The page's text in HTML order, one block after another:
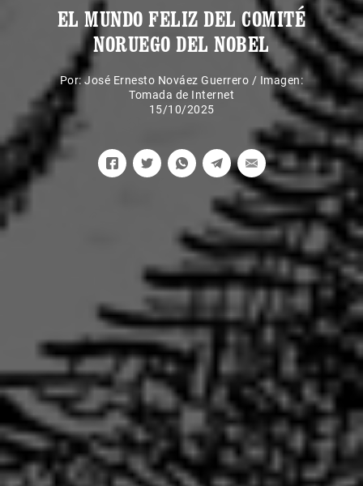
EL MUNDO FELIZ DEL COMITÉ
NORUEGO DEL NOBEL
Por:José Ernesto Nováez Guerrero / Imagen:
Tomada de Internet
15/10/2025